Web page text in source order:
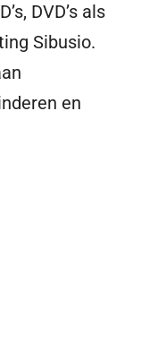
DVD’s als
Sibusio.
en